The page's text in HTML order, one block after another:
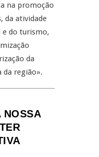
na promoção
da atividade
e do turismo,
da
da região».
NOSSA